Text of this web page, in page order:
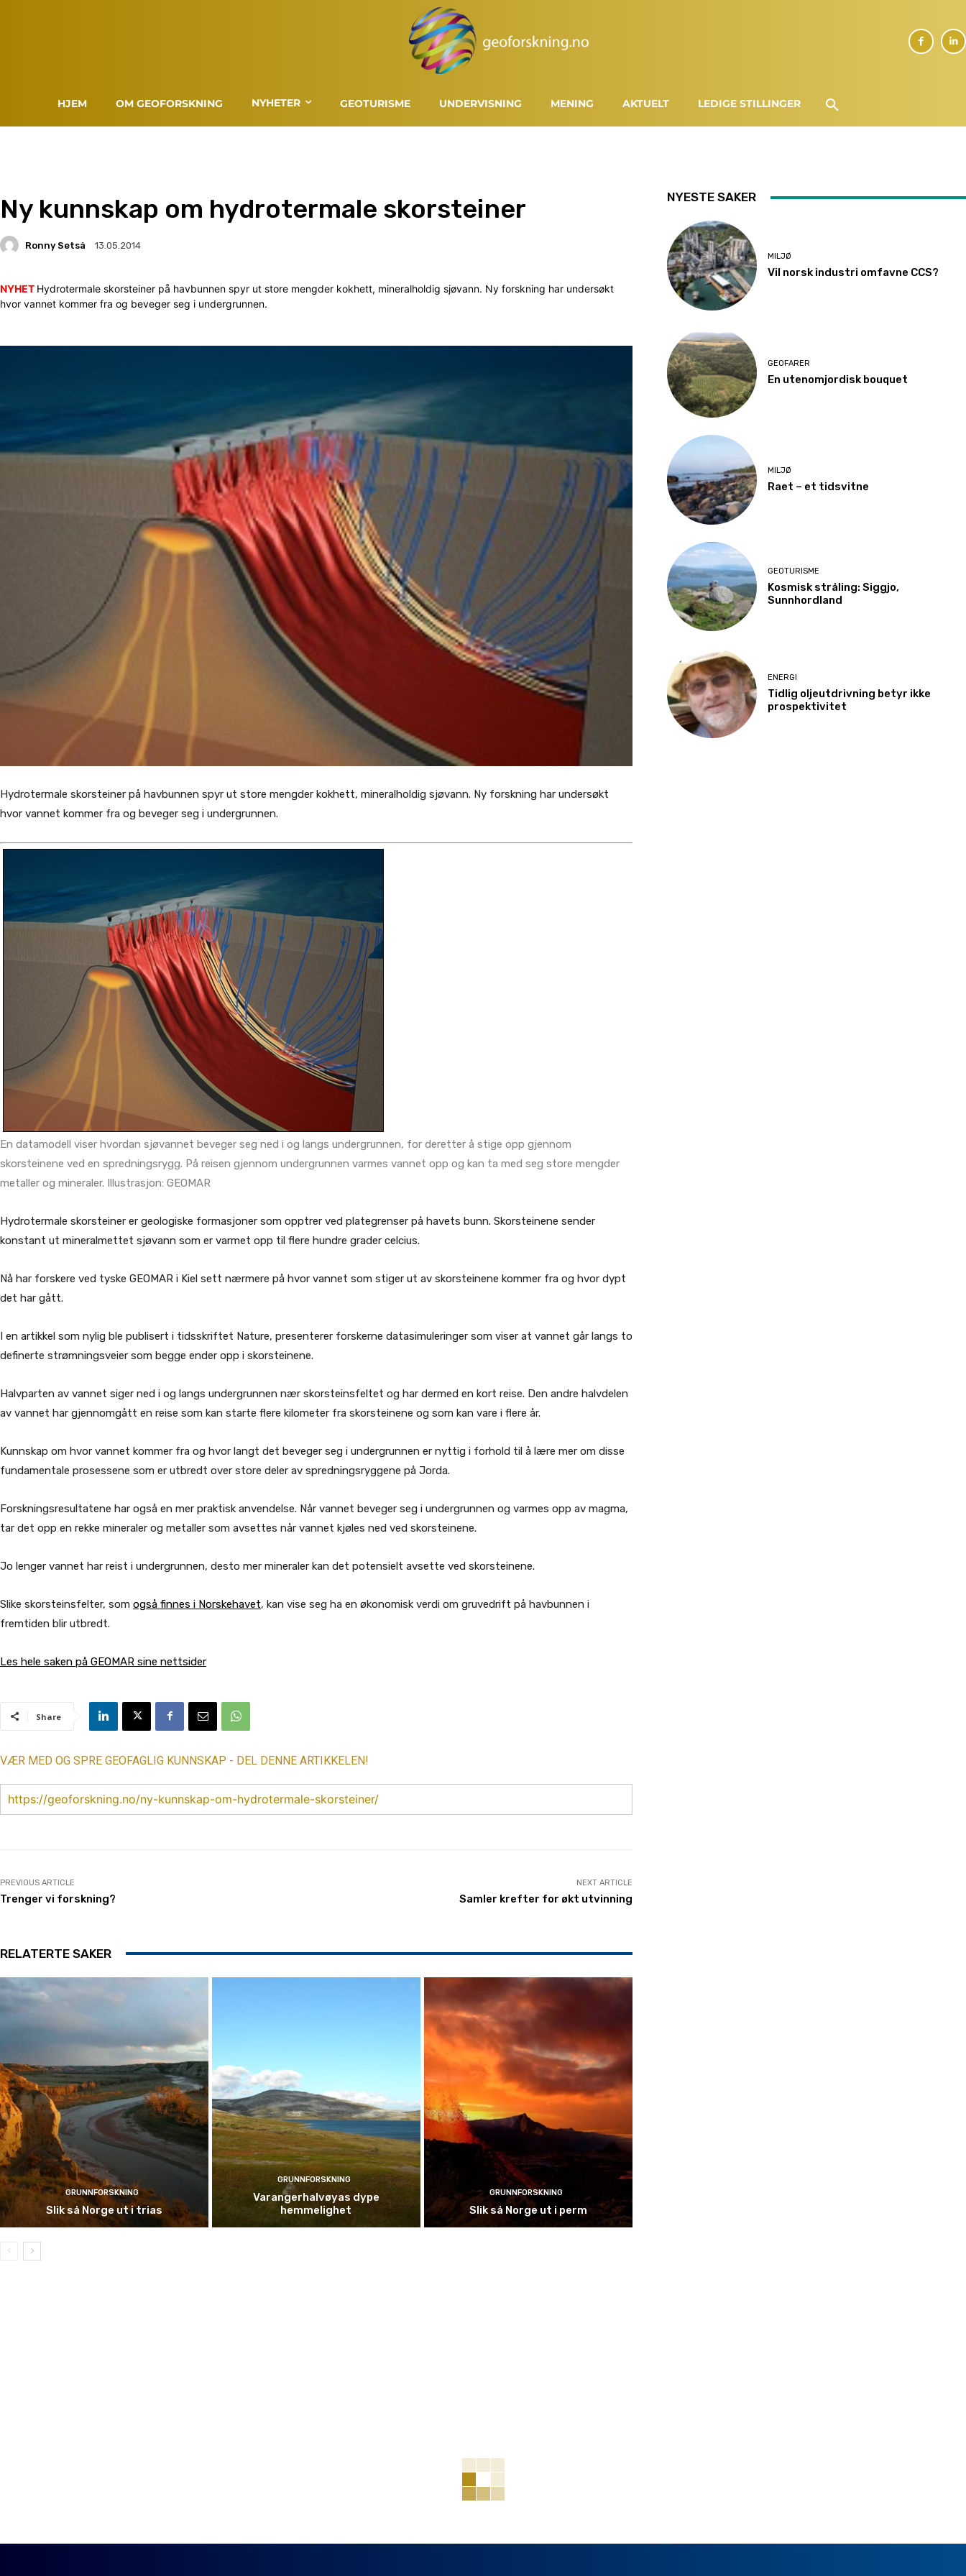
HJEM OM GEOFORSKNING NYHETER GEOTURISME UNDERVISNING MENING AKTUELT LEDIGE STILLINGER
Ny kunnskap om hydrotermale skorsteiner
Ronny Setså 13.05.2014
NYHET Hydrotermale skorsteiner på havbunnen spyr ut store mengder kokhett, mineralholdig sjøvann. Ny forskning har undersøkt
hvor vannet kommer fra og beveger seg i undergrunnen.
Hydrotermale skorsteiner på havbunnen spyr ut store mengder kokhett, mineralholdig sjøvann. Ny forskning har undersøkt
hvor vannet kommer fra og beveger seg i undergrunnen.
En datamodell viser hvordan sjøvannet beveger seg ned i og langs undergrunnen, for deretter å stige opp gjennom
skorsteinene ved en spredningsrygg. På reisen gjennom undergrunnen varmes vannet opp og kan ta med seg store mengder
metaller og mineraler. Illustrasjon: GEOMAR
Hydrotermale skorsteiner er geologiske formasjoner som opptrer ved plategrenser på havets bunn. Skorsteinene sender
konstant ut mineralmettet sjøvann som er varmet opp til flere hundre grader celcius.
Nå har forskere ved tyske GEOMAR i Kiel sett nærmere på hvor vannet som stiger ut av skorsteinene kommer fra og hvor dypt
det har gått.
I en artikkel som nylig ble publisert i tidsskriftet Nature, presenterer forskerne datasimuleringer som viser at vannet går langs to
definerte strømningsveier som begge ender opp i skorsteinene.
Halvparten av vannet siger ned i og langs undergrunnen nær skorsteinsfeltet og har dermed en kort reise. Den andre halvdelen
av vannet har gjennomgått en reise som kan starte flere kilometer fra skorsteinene og som kan vare i flere år.
Kunnskap om hvor vannet kommer fra og hvor langt det beveger seg i undergrunnen er nyttig i forhold til å lære mer om disse
fundamentale prosessene som er utbredt over store deler av spredningsryggene på Jorda.
Forskningsresultatene har også en mer praktisk anvendelse. Når vannet beveger seg i undergrunnen og varmes opp av magma,
tar det opp en rekke mineraler og metaller som avsettes når vannet kjøles ned ved skorsteinene.
Jo lenger vannet har reist i undergrunnen, desto mer mineraler kan det potensielt avsette ved skorsteinene.
Slike skorsteinsfelter, som også finnes i Norskehavet, kan vise seg ha en økonomisk verdi om gruvedrift på havbunnen i
fremtiden blir utbredt.
Les hele saken på GEOMAR sine nettsider
Share
VÆR MED OG SPRE GEOFAGLIG KUNNSKAP - DEL DENNE ARTIKKELEN!
https://geoforskning.no/ny-kunnskap-om-hydrotermale-skorsteiner/
PREVIOUS ARTICLE
Trenger vi forskning?
NEXT ARTICLE
Samler krefter for økt utvinning
RELATERTE SAKER
GRUNNFORSKNING
Slik så Norge ut i trias
GRUNNFORSKNING
Varangerhalvøyas dype
hemmelighet
GRUNNFORSKNING
Slik så Norge ut i perm
NYESTE SAKER
MILJØ
Vil norsk industri omfavne CCS?
GEOFARER
En utenomjordisk bouquet
MILJØ
Raet – et tidsvitne
GEOTURISME
Kosmisk stråling: Siggjo,
Sunnhordland
ENERGI
Tidlig oljeutdrivning betyr ikke
prospektivitet